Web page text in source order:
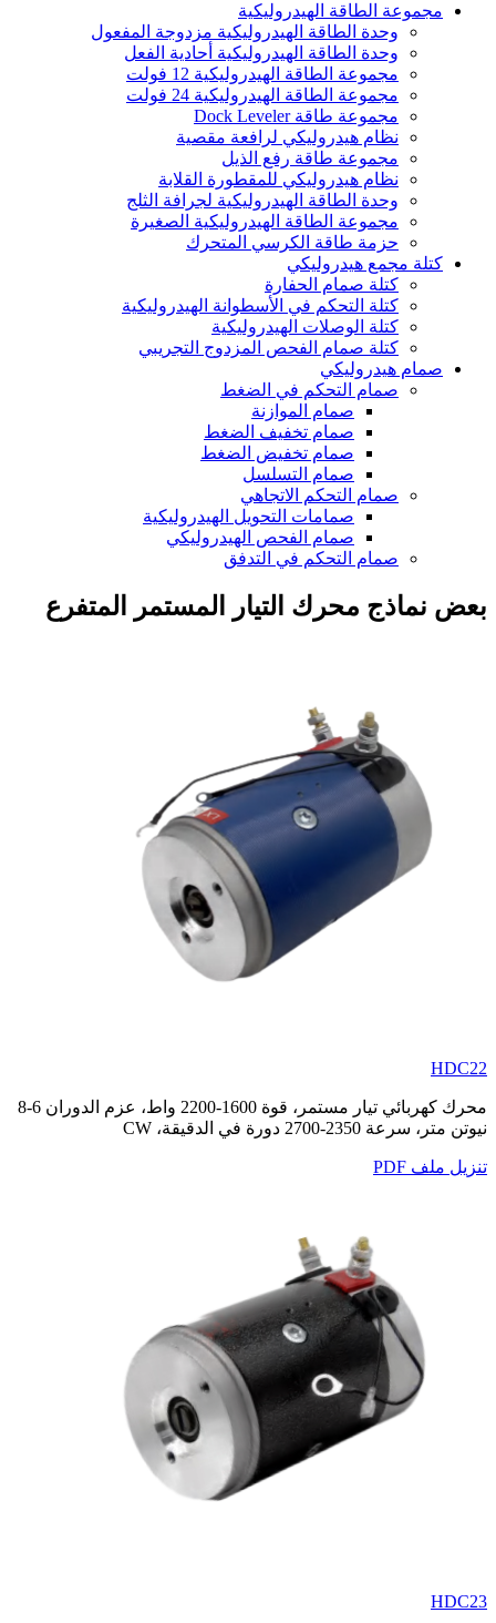
مجموعة الطاقة الهيدروليكية
وحدة الطاقة الهيدروليكية مزدوجة المفعول
وحدة الطاقة الهيدروليكية أحادية الفعل
مجموعة الطاقة الهيدروليكية 12 فولت
مجموعة الطاقة الهيدروليكية 24 فولت
مجموعة طاقة Dock Leveler
نظام هيدروليكي لرافعة مقصية
مجموعة طاقة رفع الذيل
نظام هيدروليكي للمقطورة القلابة
وحدة الطاقة الهيدروليكية لجرافة الثلج
مجموعة الطاقة الهيدروليكية الصغيرة
حزمة طاقة الكرسي المتحرك
كتلة مجمع هيدروليكي
كتلة صمام الحفارة
كتلة التحكم في الأسطوانة الهيدروليكية
كتلة الوصلات الهيدروليكية
كتلة صمام الفحص المزدوج التجريبي
صمام هيدروليكي
صمام التحكم في الضغط
صمام الموازنة
صمام تخفيف الضغط
صمام تخفيض الضغط
صمام التسلسل
صمام التحكم الاتجاهي
صمامات التحويل الهيدروليكية
صمام الفحص الهيدروليكي
صمام التحكم في التدفق
بعض نماذج محرك التيار المستمر المتفرع
HDC22
محرك كهربائي تيار مستمر، قوة 1600-2200 واط، عزم الدوران 6-8
نيوتن متر، سرعة 2350-2700 دورة في الدقيقة، CW
تنزيل ملف PDF
HDC23